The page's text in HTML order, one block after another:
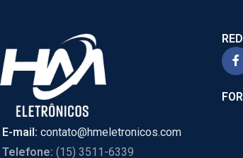
E-mail: contato@hmeletronicos.com
Telefone: (15) 3511-6339